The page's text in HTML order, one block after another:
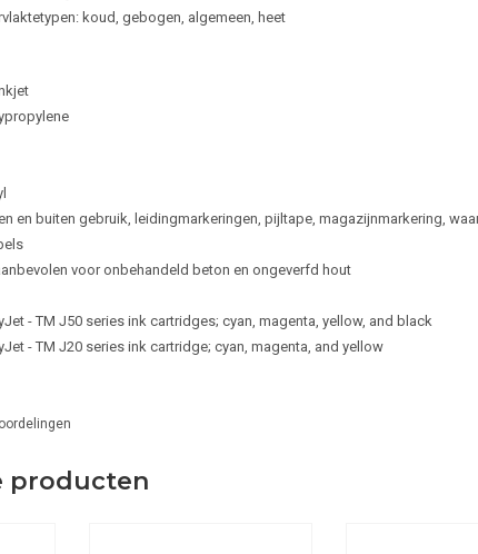
koud, gebogen, algemeen, heet
en buiten gebruik, leidingmarkeringen, pijltape, magazijnmarkering,
voor onbehandeld beton en ongeverfd hout
- TM J50 series ink cartridges; cyan, magenta, yellow, and black
- TM J20 series ink cartridge; cyan, magenta, and yellow
producten